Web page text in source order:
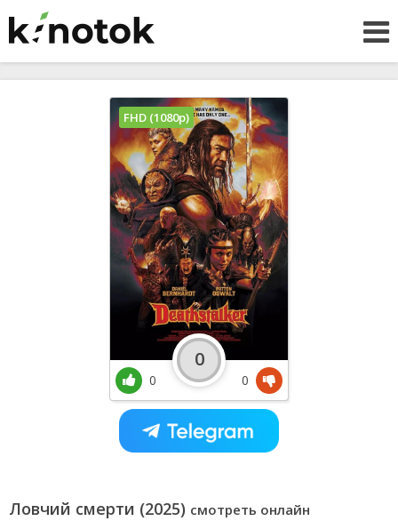
Ловчий смерти (2025) смотреть онлайн
FHD (1080p)
0
0
0